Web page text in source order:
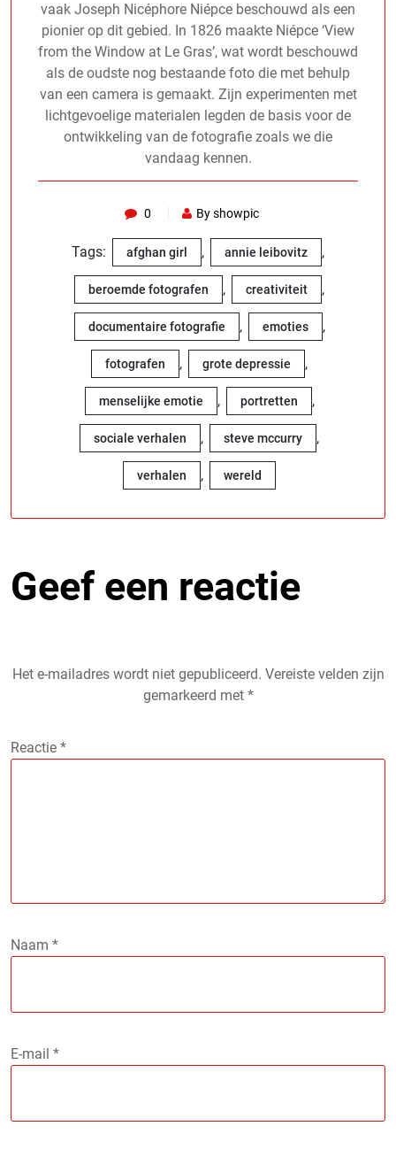
vaak Joseph Nicéphore Niépce beschouwd als een
pionier op dit gebied. In 1826 maakte Niépce ‘View
from the Window at Le Gras’, wat wordt beschouwd
als de oudste nog bestaande foto die met behulp
van een camera is gemaakt. Zijn experimenten met
lichtgevoelige materialen legden de basis voor de
ontwikkeling van de fotografie zoals we die
vandaag kennen.
0 By showpic
Tags: afghan girl , annie leibovitz ,
beroemde fotografen , creativiteit ,
documentaire fotografie , emoties ,
fotografen , grote depressie ,
menselijke emotie , portretten ,
sociale verhalen , steve mccurry ,
verhalen , wereld
Geef een reactie
Het e-mailadres wordt niet gepubliceerd. Vereiste velden zijn
gemarkeerd met *
Reactie *
Naam *
E-mail *